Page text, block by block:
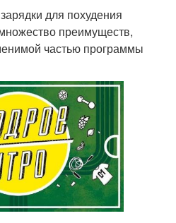
для похудения
преимуществ,
частью программы